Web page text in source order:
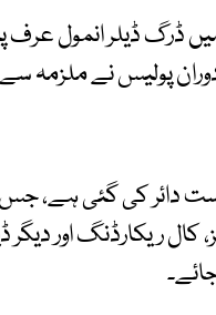
ڈرگ ڈیلر انمول
پولیس نے ملزمہ سے
دائر کی گئی ہے،
ریکارڈنگ اور دیگر